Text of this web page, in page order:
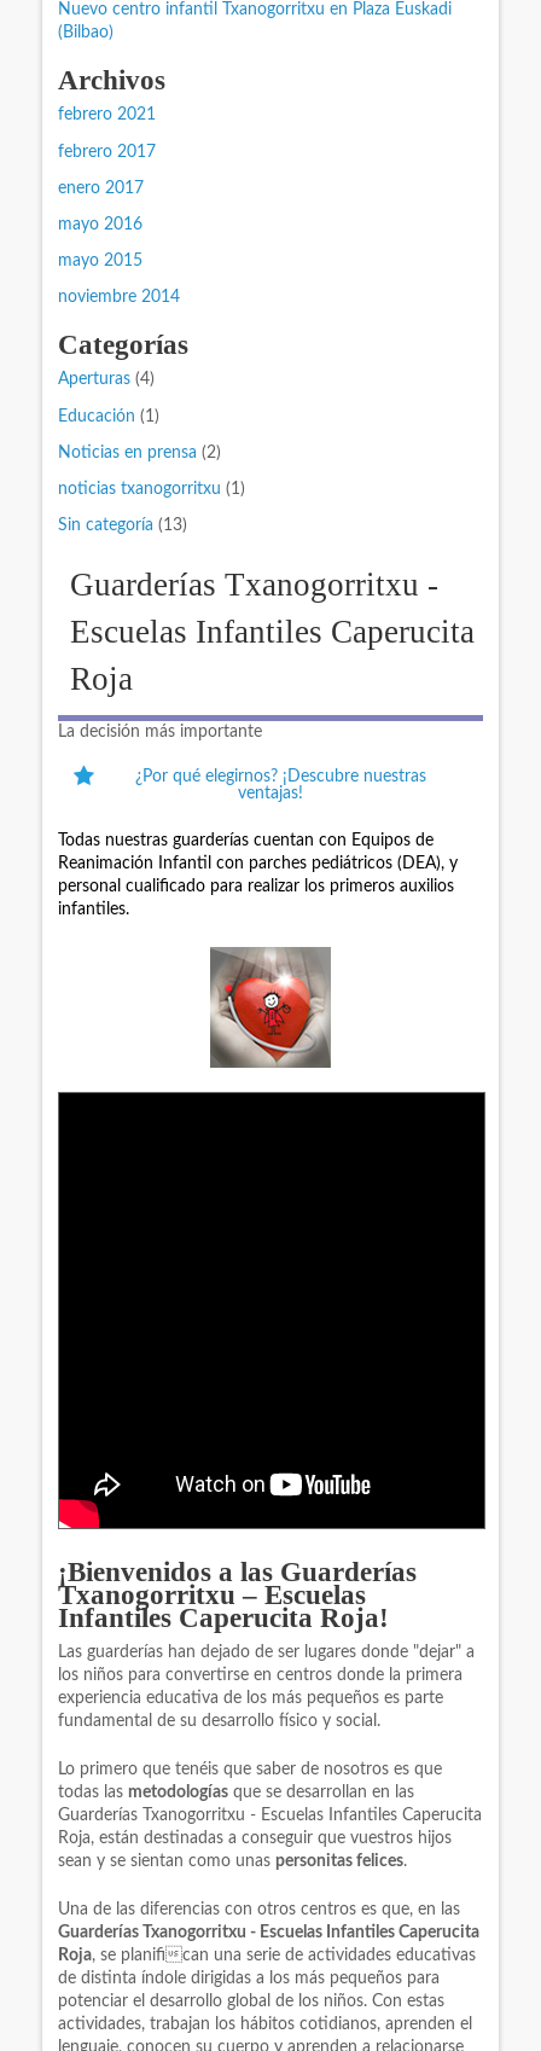
Nuevo centro infantil Txanogorritxu en Plaza Euskadi
(Bilbao)
Archivos
febrero 2021
febrero 2017
enero 2017
mayo 2016
mayo 2015
noviembre 2014
Categorías
Aperturas (4)
Educación (1)
Noticias en prensa (2)
noticias txanogorritxu (1)
Sin categoría (13)
Guarderías Txanogorritxu -
Escuelas Infantiles Caperucita
Roja
La decisión más importante
¿Por qué elegirnos? ¡Descubre nuestras
ventajas!
Todas nuestras guarderías cuentan con Equipos de
Reanimación Infantil con parches pediátricos (DEA), y
personal cualificado para realizar los primeros auxilios
infantiles.
¡Bienvenidos a las Guarderías
Txanogorritxu – Escuelas
Infantiles Caperucita Roja!
Las guarderías han dejado de ser lugares donde "dejar" a
los niños para convertirse en centros donde la primera
experiencia educativa de los más pequeños es parte
fundamental de su desarrollo físico y social.
Lo primero que tenéis que saber de nosotros es que
todas las metodologías que se desarrollan en las
Guarderías Txanogorritxu - Escuelas Infantiles Caperucita
Roja, están destinadas a conseguir que vuestros hijos
sean y se sientan como unas personitas felices.
Una de las diferencias con otros centros es que, en las
Guarderías Txanogorritxu - Escuelas Infantiles Caperucita
Roja, se planifican una serie de actividades educativas
de distinta índole dirigidas a los más pequeños para
potenciar el desarrollo global de los niños. Con estas
actividades, trabajan los hábitos cotidianos, aprenden el
lenguaje, conocen su cuerpo y aprenden a relacionarse